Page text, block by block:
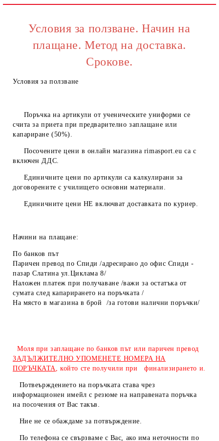
Условия за ползване. Начин на
плащане. Метод на доставка.
Срокове.
Условия за ползване
Поръчка на артикули от ученическите униформи се
счита за приета при предварително заплащане или
капариране (50%).
Посочените цени в онлайн магазина rimasport.eu са с
включен ДДС.
Единичните цени по артикули са калкулирани за
договорените с училището основни материали.
Единичните цени НЕвключват доставката по куриер.
Начини на плащане:
По банков път
Паричен превод по Спиди /адресирано до офис Спиди -
пазар Слатина ул.Циклама 8/
Наложен платеж при получаване /важи за остатъка от
сумата след капарирането на поръчката /
На място в магазина в брой /за готови налични поръчки/
Моля при заплащане по банков път или паричен превод
ЗАДЪЛЖИТЕЛНО УПОМЕНЕТЕ НОМЕРА НА
ПОРЪЧКАТА, който сте получили при финализирането и.
Потвеърждението на поръчката става чрез
информационен имейл с резюме на направената поръчка
на посочения от Вас такъв.
Ние не се обаждаме за потвърждение.
По телефона се свързваме с Вас, ако има неточности по